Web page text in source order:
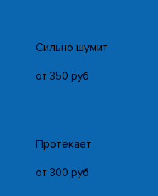
Cильно шумит
от 350 руб
Протекает
от 300 руб